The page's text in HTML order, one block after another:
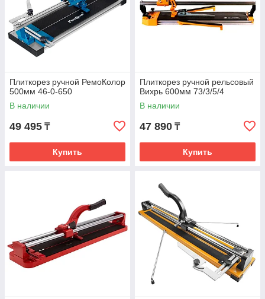
Плиткорез ручной РемоКолор
500мм 46-0-650
В наличии
49 495 ₸
Купить
Плиткорез ручной рельсовый
Вихрь 600мм 73/3/5/4
В наличии
47 890 ₸
Купить